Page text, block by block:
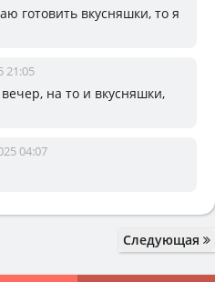
готовить вкусняшки, то я
21:05
на то и вкусняшки,
04:07
Следующая